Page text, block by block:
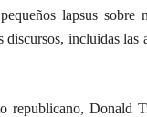
lapsus sobre
discursos, incluidas las
republicano, Donald